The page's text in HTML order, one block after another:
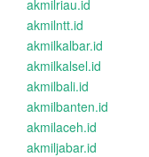
akmilriau.id
akmilntt.id
akmilkalbar.id
akmilkalsel.id
akmilbali.id
akmilbanten.id
akmilaceh.id
akmiljabar.id